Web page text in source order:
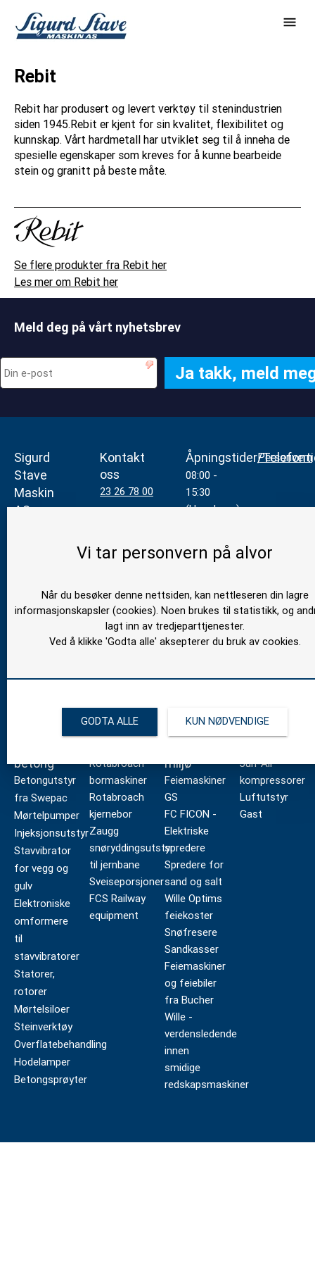
Rebit
Rebit har produsert og levert verktøy til stenindustrien
siden 1945.Rebit er kjent for sin kvalitet, flexibilitet og
kunnskap. Vårt hardmetall har utviklet seg til å inneha de
spesielle egenskaper som kreves for å kunne bearbeide
stein og granitt på beste måte.
Se flere produkter fra Rebit her
Les mer om Rebit her
Meld deg på vårt nyhetsbrev
Sigurd
Stave
Maskin
AS
Org nr
943 056 307
Kontakt
oss
23 26 78 00
Åpningstider/
08:00 -
15:30
(Hverdager)
Personvern
betong
Betongutstyr
fra Swepac
Mørtelpumper
Injeksjonsutstyr
Stavvibrator
for vegg og
gulv
Elektroniske
omformere
til
stavvibratorer
Statorer,
rotorer
Mørtelsiloer
Steinverktøy
Overflatebehandling
Hodelamper
Betongsprøyter
Rotabroach
bormaskiner
Rotabroach
kjernebor
Zaugg
snøryddingsutstyr
til jernbane
Sveiseporsjoner
FCS Railway
equipment
miljø
Feiemaskiner
GS
FC FICON -
Elektriske
spredere
Spredere for
sand og salt
Wille Optims
feiekoster
Snøfresere
Sandkasser
Feiemaskiner
og feiebiler
fra Bucher
Wille -
verdensledende
innen
smidige
redskapsmaskiner
Jun-Air
kompressorer
Luftutstyr
Gast
Vi tar personvern på alvor
Når du besøker denne nettsiden, kan nettleseren din lagre
informasjonskapsler (cookies). Noen brukes til statistikk, og
lagt inn av tredjeparttjenester.
Ved å klikke 'Godta alle' aksepterer du bruk av cookies.
GODTA ALLE KUN NØDVENDIGE